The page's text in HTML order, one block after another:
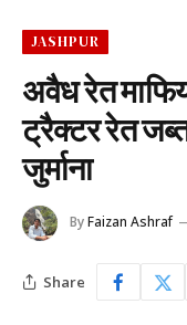
JASHPUR
अवैध रेत
ट्रैक्टर रेत
जुर्माना
ByFaizan Ashraf
Share